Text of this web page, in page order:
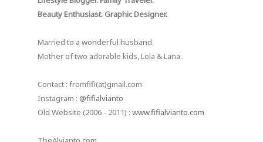
Beauty Enthusiast. Graphic Designer.
Married to a wonderful husband.
Mother of two adorable kids, Lola & Lana.
Contact : fromfifi(at)gmail.com
Instagram : @fifialvianto
Old Website (2006 - 2011) : www.fifialvianto.com